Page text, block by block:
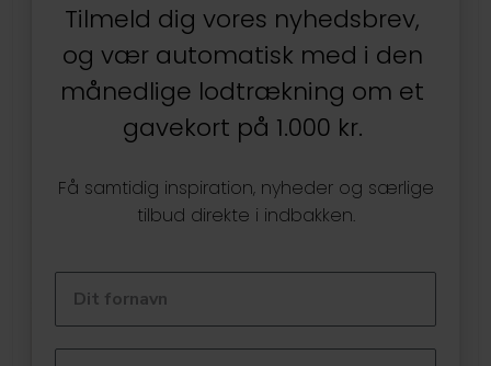
Tilmeld dig vores nyhedsbrev,
og vær automatisk med i den
månedlige lodtrækning om et
gavekort på 1.000 kr.
Få samtidig inspiration, nyheder og særlige
tilbud direkte i indbakken.